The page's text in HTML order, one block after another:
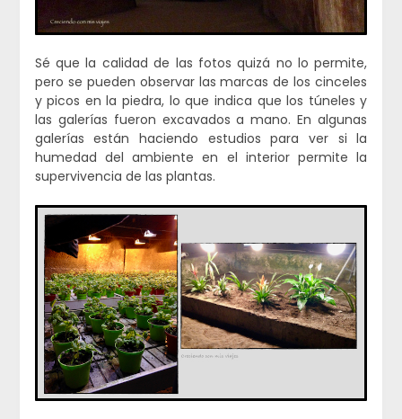
Sé que la calidad de las fotos quizá no lo permite,
pero se pueden observar las marcas de los cinceles
y picos en la piedra, lo que indica que los túneles y
las galerías fueron excavados a mano. En algunas
galerías están haciendo estudios para ver si la
humedad del ambiente en el interior permite la
supervivencia de las plantas.